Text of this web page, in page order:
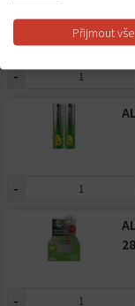
-
-
-
Přijmout vše